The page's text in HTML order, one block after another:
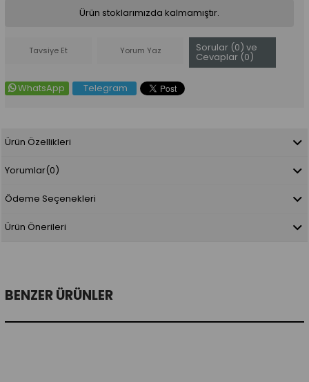
Ürün stoklarımızda kalmamıştır.
Tavsiye Et Yorum Yaz Sorular (0) ve
Cevaplar (0)
WhatsApp Telegram
Ürün Özellikleri
Yorumlar(0)
Ödeme Seçenekleri
Ürün Önerileri
BENZER ÜRÜNLER